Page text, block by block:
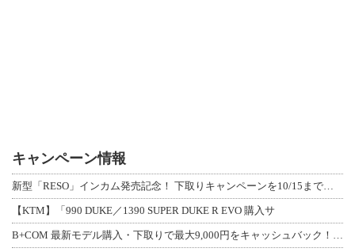
キャンペーン情報
【KTM】「990 DUKE／1390 SUPER DUKE R EVO 購入サ